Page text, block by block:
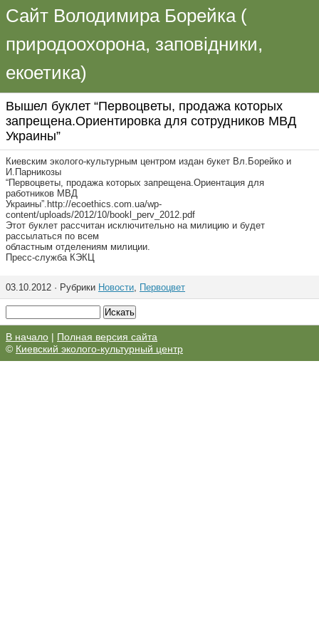
Сайт Володимира Борейка (
природоохорона, заповідники,
екоетика)
Вышел буклет “Первоцветы, продажа которых
запрещена.Ориентировка для сотрудников МВД
Украины”
Киевским эколого-культурным центром издан букет Вл.Борейко и
И.Парникозы
“Первоцветы, продажа которых запрещена.Ориентация для
работников МВД
Украины”.http://ecoethics.com.ua/wp-
content/uploads/2012/10/bookl_perv_2012.pdf
Этот буклет рассчитан исключительно на милицию и будет
рассылаться по всем
областным отделениям милиции.
Пресс-служба КЭКЦ
03.10.2012 · Рубрики Новости, Первоцвет
В начало | Полная версия сайта
© Киевский эколого-культурный центр